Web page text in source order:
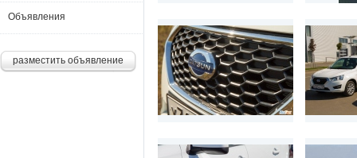
Объявления
разместить объявление